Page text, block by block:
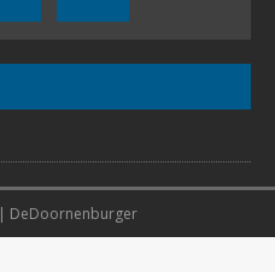
DeDoornenburger